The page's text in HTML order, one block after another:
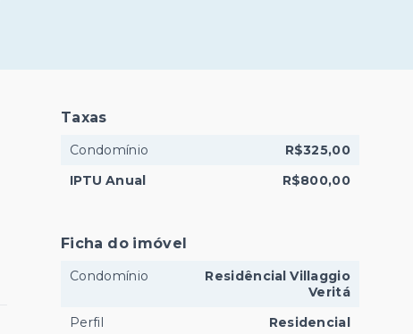
Taxas
Condomínio
R$325,00
IPTU Anual
R$800,00
Ficha do imóvel
Condomínio
Residêncial Villaggio
Veritá
Perfil
Residencial